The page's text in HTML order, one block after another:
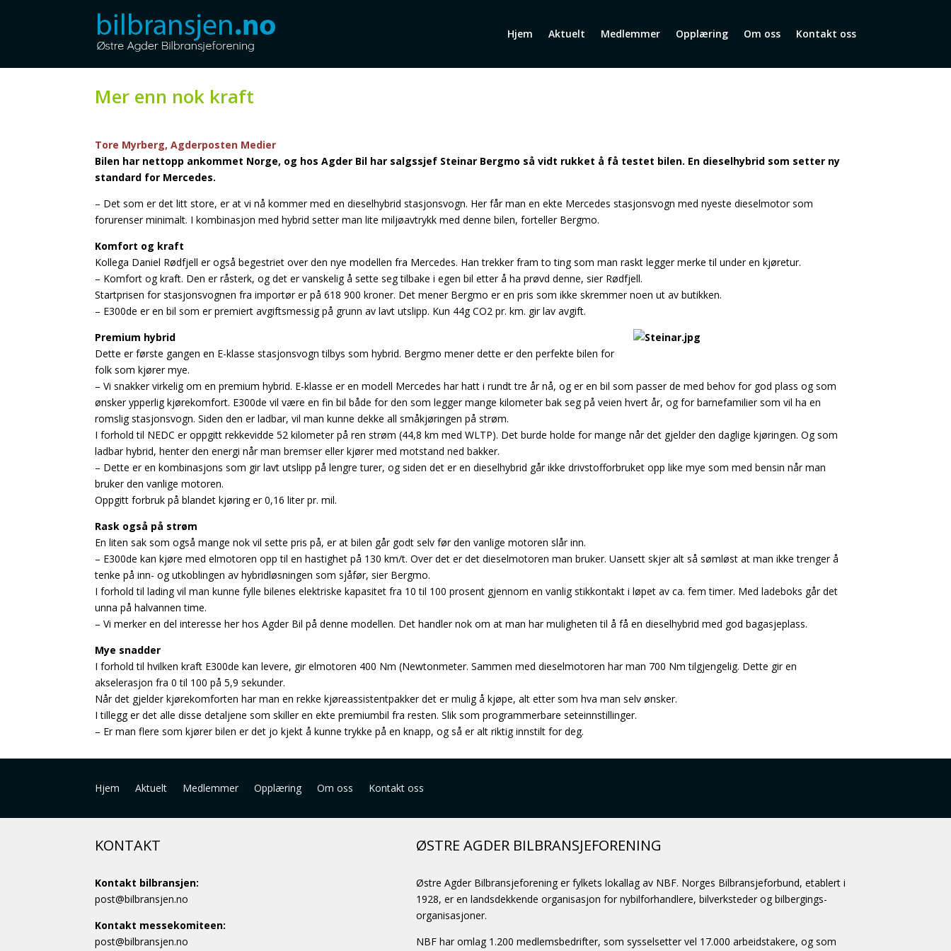
Hjem Aktuelt Medlemmer Opplæring Om oss Kontakt oss
Mer enn nok kraft
Tore Myrberg, Agderposten Medier
Bilen har nettopp ankommet Norge, og hos Agder Bil har salgssjef Steinar Bergmo så vidt rukket å få testet bilen. En dieselhybrid som setter ny
standard for Mercedes.
– Det som er det litt store, er at vi nå kommer med en dieselhybrid stasjonsvogn. Her får man en ekte Mercedes stasjonsvogn med nyeste dieselmotor som
forurenser minimalt. I kombinasjon med hybrid setter man lite miljøavtrykk med denne bilen, forteller Bergmo.
Komfort og kraft
Kollega Daniel Rødfjell er også begestriet over den nye modellen fra Mercedes. Han trekker fram to ting som man raskt legger merke til under en kjøretur.
– Komfort og kraft. Den er råsterk, og det er vanskelig å sette seg tilbake i egen bil etter å ha prøvd denne, sier Rødfjell.
Startprisen for stasjonsvognen fra importør er på 618 900 kroner. Det mener Bergmo er en pris som ikke skremmer noen ut av butikken.
– E300de er en bil som er premiert avgiftsmessig på grunn av lavt utslipp. Kun 44g CO2 pr. km. gir lav avgift.
Premium hybrid
Dette er første gangen en E-klasse stasjonsvogn tilbys som hybrid. Bergmo mener dette er den perfekte bilen for
folk som kjører mye.
– Vi snakker virkelig om en premium hybrid. E-klasse er en modell Mercedes har hatt i rundt tre år nå, og er en bil som passer de med behov for god plass og som
ønsker ypperlig kjørekomfort. E300de vil være en fin bil både for den som legger mange kilometer bak seg på veien hvert år, og for barnefamilier som vil ha en
romslig stasjonsvogn. Siden den er ladbar, vil man kunne dekke all småkjøringen på strøm.
I forhold til NEDC er oppgitt rekkevidde 52 kilometer på ren strøm (44,8 km med WLTP). Det burde holde for mange når det gjelder den daglige kjøringen. Og som
ladbar hybrid, henter den energi når man bremser eller kjører med motstand ned bakker.
– Dette er en kombinasjons som gir lavt utslipp på lengre turer, og siden det er en dieselhybrid går ikke drivstofforbruket opp like mye som med bensin når man
bruker den vanlige motoren.
Oppgitt forbruk på blandet kjøring er 0,16 liter pr. mil.
Rask også på strøm
En liten sak som også mange nok vil sette pris på, er at bilen går godt selv før den vanlige motoren slår inn.
– E300de kan kjøre med elmotoren opp til en hastighet på 130 km/t. Over det er det dieselmotoren man bruker. Uansett skjer alt så sømløst at man ikke trenger å
tenke på inn- og utkoblingen av hybridløsningen som sjåfør, sier Bergmo.
I forhold til lading vil man kunne fylle bilenes elektriske kapasitet fra 10 til 100 prosent gjennom en vanlig stikkontakt i løpet av ca. fem timer. Med ladeboks går det
unna på halvannen time.
– Vi merker en del interesse her hos Agder Bil på denne modellen. Det handler nok om at man har muligheten til å få en dieselhybrid med god bagasjeplass.
Mye snadder
I forhold til hvilken kraft E300de kan levere, gir elmotoren 400 Nm (Newtonmeter. Sammen med dieselmotoren har man 700 Nm tilgjengelig. Dette gir en
akselerasjon fra 0 til 100 på 5,9 sekunder.
Når det gjelder kjørekomforten har man en rekke kjøreassistentpakker det er mulig å kjøpe, alt etter som hva man selv ønsker.
I tillegg er det alle disse detaljene som skiller en ekte premiumbil fra resten. Slik som programmerbare seteinnstillinger.
– Er man flere som kjører bilen er det jo kjekt å kunne trykke på en knapp, og så er alt riktig innstilt for deg.
Hjem Aktuelt Medlemmer Opplæring Om oss Kontakt oss
KONTAKT
Kontakt bilbransjen:
post@bilbransjen.no
Kontakt messekomiteen:
post@bilbransjen.no
ØSTRE AGDER BILBRANSJEFORENING
Østre Agder Bilbransjeforening er fylkets lokallag av NBF. Norges Bilbransjeforbund, etablert i
1928, er en landsdekkende organisasjon for nybilforhandlere, bilverksteder og bilbergings-
organisasjoner.
NBF har omlag 1.200 medlemsbedrifter, som sysselsetter vel 17.000 arbeidstakere, og som